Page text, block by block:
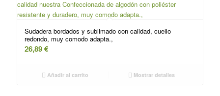
Sudadera bordados y sublimado con calidad, cuello
redondo, muy comodo adapta.,
26,89€
Añadir al carrito Mostrar detalles